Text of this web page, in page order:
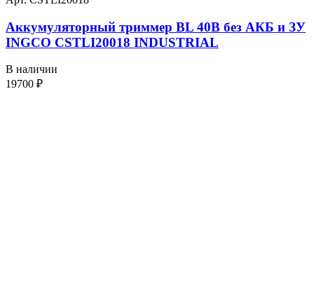
Аккумуляторный триммер BL 40В без АКБ и ЗУ
INGCO CSTLI20018 INDUSTRIAL
В наличии
19700 ₽